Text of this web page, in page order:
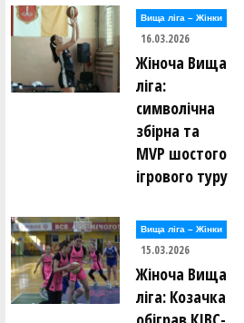
Вища лiга – Жiнки
16.03.2026
Жіноча Вища
ліга:
символічна
збірна та
MVP шостого
ігрового туру
Вища лiга – Жiнки
15.03.2026
Жіноча Вища
ліга: Козачка